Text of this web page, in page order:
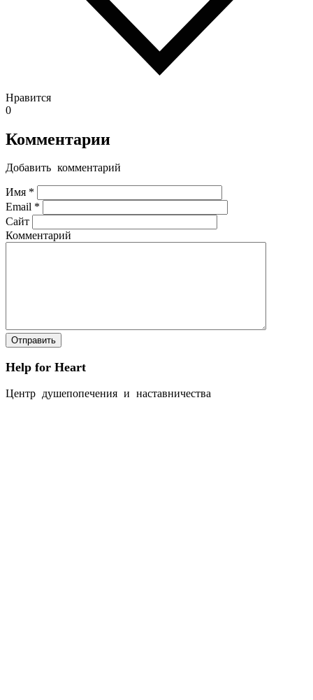
Нравится
0
Комментарии
Добавить комментарий
Имя *
Email *
Сайт
Комментарий
Help for Heart
Центр душепопечения и наставничества